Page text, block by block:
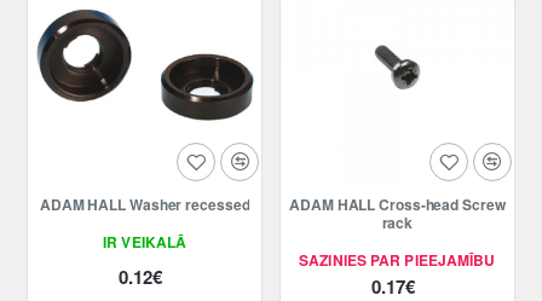
IR VEIKALĀ
ADAM HALL Washer recessed
0.12€
SAZINIES PAR PIEEJAMĪBU
ADAM HALL Cross-head Screw
rack
0.17€